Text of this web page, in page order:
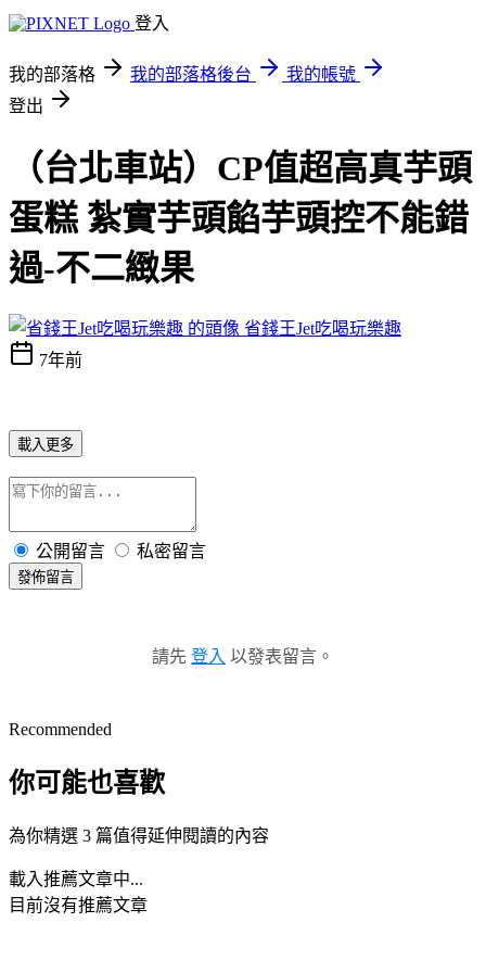
登入
我的部落格 我的部落格後台
我的帳號
登出
（台北車站）CP值超高真芋頭
蛋糕 紮實芋頭餡芋頭控不能錯
過-不二緻果
省錢王Jet吃喝玩樂趣
7年前
載入更多
公開留言 私密留言
發佈留言
請先 登入 以發表留言。
Recommended
你可能也喜歡
為你精選 3 篇值得延伸閱讀的內容
載入推薦文章中...
目前沒有推薦文章